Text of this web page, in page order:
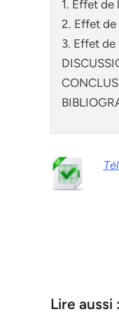
1. Effet de
2. Effet de
3. Effet de
Lire aussi :